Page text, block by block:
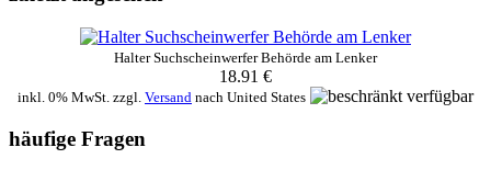
Halter Suchscheinwerfer Behörde am Lenker
18.91 €
inkl. 0% MwSt. zzgl. Versand nach United States
häufige Fragen